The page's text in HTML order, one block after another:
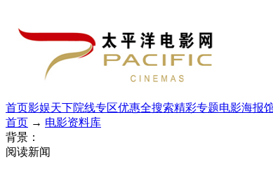
首页影娱天下院线专区优惠全搜索精彩专题电影海报
首页 → 电影资料库
背景：
阅读新闻